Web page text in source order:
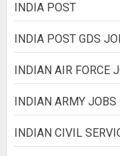
INDIA POST
INDIA POST GDS
INDIAN AIR FORCE
INDIAN ARMY JOBS
INDIAN CIVIL